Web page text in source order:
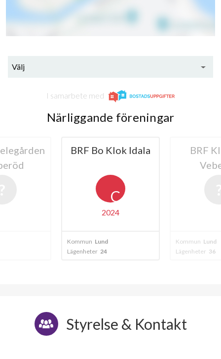
Välj
I samarbete med
Närliggande föreningar
BRF Bo Klok Idala
C
2024
Kommun Lund
Lägenheter 24
BRF
Kommun Lund
Lägenheter 36
Styrelse & Kontakt